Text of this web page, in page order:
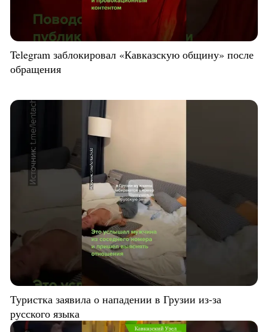
Telegram заблокировал «Кавказскую общину» после
обращения
Туристка заявила о нападении в Грузии из-за
русского языка